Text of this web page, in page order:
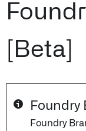
[Beta]
Foundry
Foundry